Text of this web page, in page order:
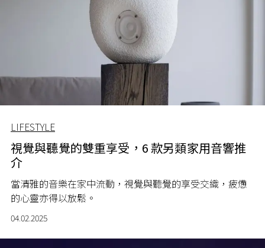
LIFESTYLE
視覺與聽覺的雙重享受，6 款另類家用音響推
介
當清雅的音樂在家中流動，視覺與聽覺的享受交織，疲憊
的心靈亦得以放鬆。
04.02.2025